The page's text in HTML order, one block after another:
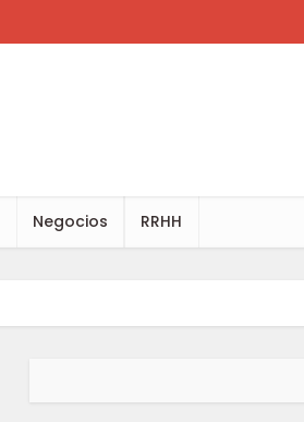
Negocios RRHH